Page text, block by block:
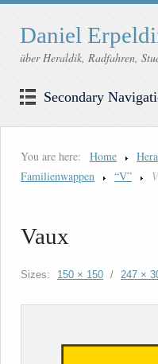
Daniel
über Heraldik, Radfahren,
Secondary
You are here: Home
Familienwappen
“V”
Vaux
Sizes: 150 × 150 / 247 ×